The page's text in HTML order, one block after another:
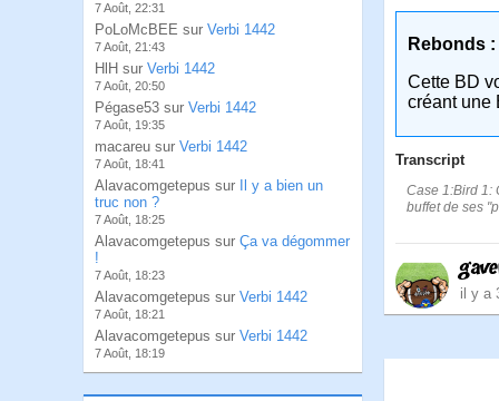
7 Août, 22:31
PoLoMcBEE sur Verbi 1442
7 Août, 21:43
HlH sur Verbi 1442
7 Août, 20:50
Pégase53 sur Verbi 1442
7 Août, 19:35
macareu sur Verbi 1442
7 Août, 18:41
Alavacomgetepus sur
Il y a bien un
truc non ?
7 Août, 18:25
Alavacomgetepus sur Ça va dégommer
!
7 Août, 18:23
Alavacomgetepus sur Verbi 1442
7 Août, 18:21
Alavacomgetepus sur Verbi 1442
7 Août, 18:19
Rebonds :
Cette BD
créant une
Transcript
Case 1:Bird 1:
buffet de ses
il y a